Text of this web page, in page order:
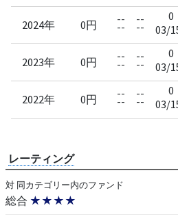
2024年 0円 --
--
--
--
0
03/
2023年 0円 --
--
--
--
0
03/
2022年 0円 --
--
--
--
0
03/
レーティング
対 同カテゴリー内のファンド
総合 ★★★★